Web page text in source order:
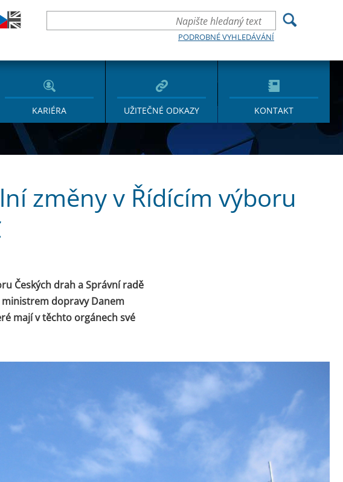
PODROBNÉ VYHLEDÁVÁNÍ
KARIÉRA UŽITEČNÉ ODKAZY KONTAKT
změny v Řídícím výboru
Českých drah a Správní radě
ministrem dopravy Danem
mají v těchto orgánech své